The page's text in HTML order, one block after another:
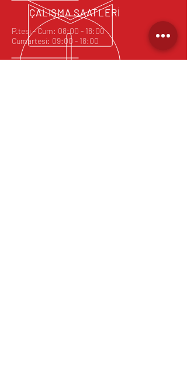
ÇALIŞMA SAATLERİ
P.tesi - Cum: 08:00 - 18:00
Cumartesi: 09:00 - 18:00